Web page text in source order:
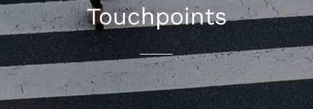
Touchpoints